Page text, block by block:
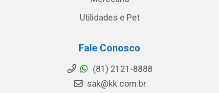
Utilidades e Pet
Fale Conosco
(81) 2121-8888
sak@kk.com.br